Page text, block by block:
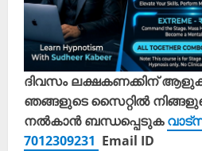
ദിവസം ലക്ഷകണക്കിന്
ഞങ്ങളുടെ സൈറ്റിൽ
നൽകാൻ ബന്ധപ്പെടുക
7012309231 Email ID